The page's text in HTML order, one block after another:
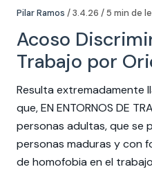
Pilar Ramos / 3.4.26 / 5 min de
Acoso
Trabajo por
Resulta extremadamente
que, EN ENTORNOS DE
personas adultas, que se
personas maduras y con
de homofobia en el